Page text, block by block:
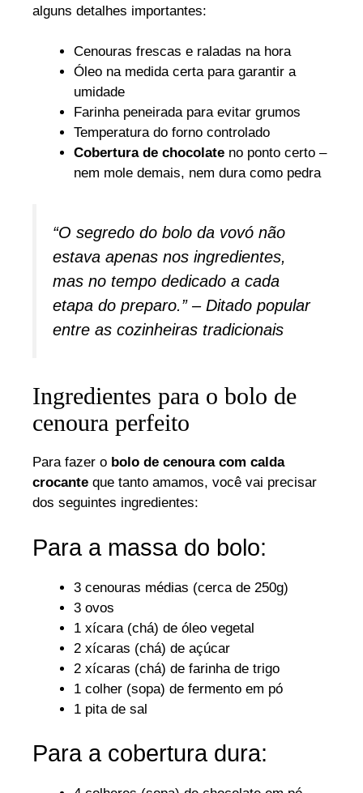
alguns detalhes importantes:
Cenouras frescas e raladas na hora
Óleo na medida certa para garantir a
umidade
Farinha peneirada para evitar grumos
Temperatura do forno controlado
Cobertura de chocolate no ponto certo –
nem mole demais, nem dura como pedra
“O segredo do bolo da vovó não
estava apenas nos ingredientes,
mas no tempo dedicado a cada
etapa do preparo.” – Ditado popular
entre as cozinheiras tradicionais
Ingredientes para o bolo de
cenoura perfeito
Para fazer o bolo de cenoura com calda
crocante que tanto amamos, você vai precisar
dos seguintes ingredientes:
Para a massa do bolo:
3 cenouras médias (cerca de 250g)
3 ovos
1 xícara (chá) de óleo vegetal
2 xícaras (chá) de açúcar
2 xícaras (chá) de farinha de trigo
1 colher (sopa) de fermento em pó
1 pita de sal
Para a cobertura dura: